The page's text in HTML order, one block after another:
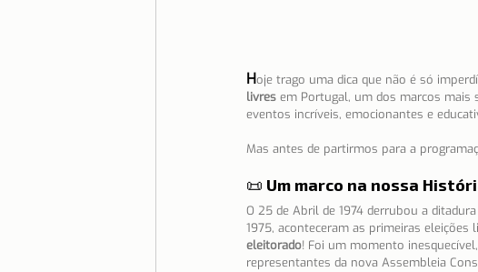
Hoje trago uma dica que não é só
livres em Portugal, um dos marcos mais
eventos incríveis, emocionantes e
Mas antes de partirmos para a
📜 Um marco na nossa
O 25 de Abril de 1974 derrubou a
1975, aconteceram as primeiras
eleitorado! Foi um momento
representantes da nova Assembleia